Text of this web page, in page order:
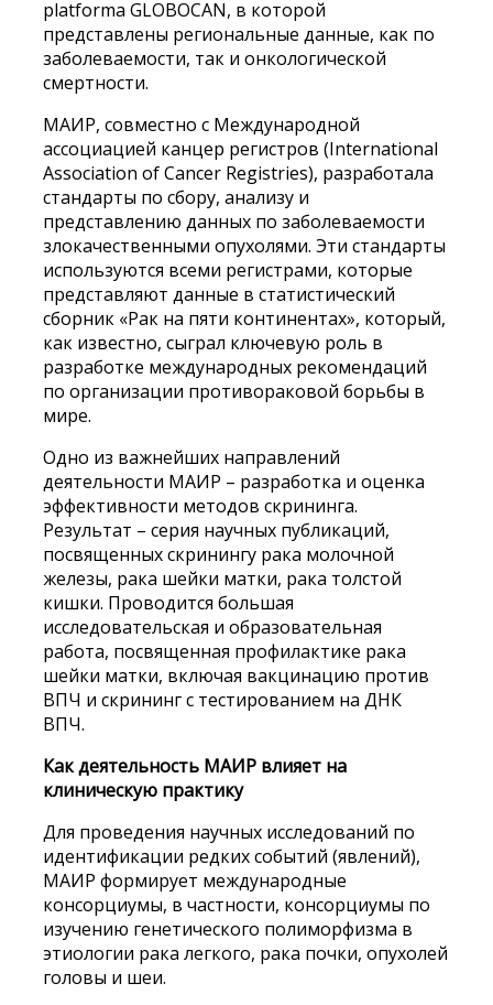
platforma GLOBOCAN, в которой
представлены региональные данные, как по
заболеваемости, так и онкологической
смертности.
МАИР, совместно с Международной
ассоциацией канцер регистров (International
Association of Cancer Registries), разработала
стандарты по сбору, анализу и
представлению данных по заболеваемости
злокачественными опухолями. Эти стандарты
используются всеми регистрами, которые
представляют данные в статистический
сборник «Рак на пяти континентах», который,
как известно, сыграл ключевую роль в
разработке международных рекомендаций
по организации противораковой борьбы в
мире.
Одно из важнейших направлений
деятельности МАИР – разработка и оценка
эффективности методов скрининга.
Результат – серия научных публикаций,
посвященных скринингу рака молочной
железы, рака шейки матки, рака толстой
кишки. Проводится большая
исследовательская и образовательная
работа, посвященная профилактике рака
шейки матки, включая вакцинацию против
ВПЧ и скрининг с тестированием на ДНК
ВПЧ.
Как деятельность МАИР влияет на
клиническую практику
Для проведения научных исследований по
идентификации редких событий (явлений),
МАИР формирует международные
консорциумы, в частности, консорциумы по
изучению генетического полиморфизма в
этиологии рака легкого, рака почки, опухолей
головы и шеи.